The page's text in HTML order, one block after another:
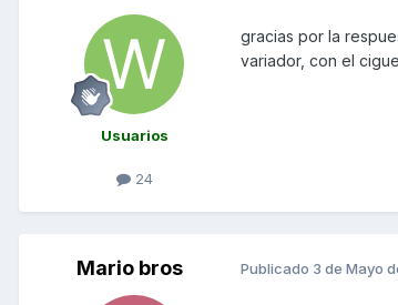
Usuarios
24
gracias por la
variador, con el
Mario bros Publicado 3 de Mayo